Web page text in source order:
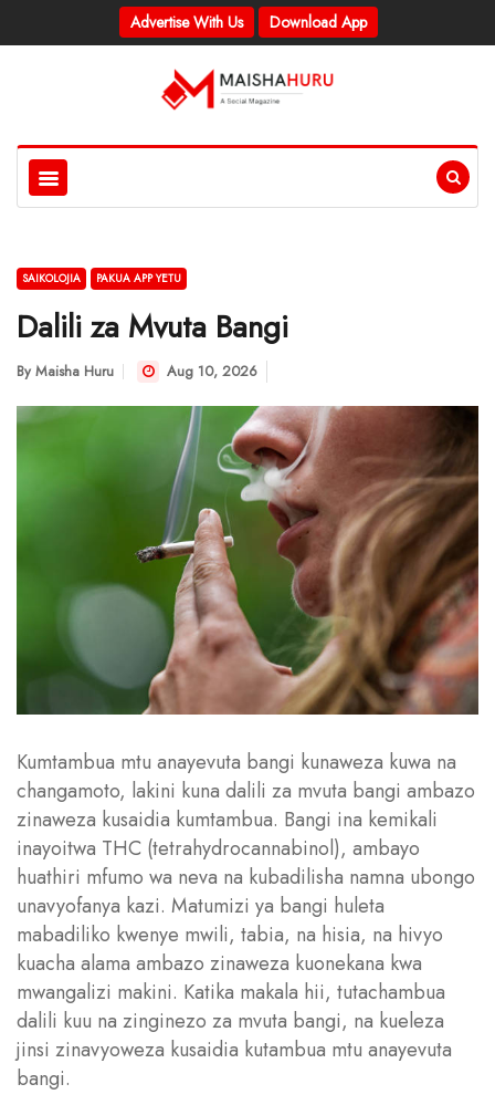
Advertise With Us Download App
SAIKOLOJIA PAKUA APP YETU
Dalili za Mvuta Bangi
By Maisha Huru Aug 10, 2026
Kumtambua mtu anayevuta bangi kunaweza kuwa na
changamoto, lakini kuna dalili za mvuta bangi ambazo
zinaweza kusaidia kumtambua. Bangi ina kemikali
inayoitwa THC (tetrahydrocannabinol), ambayo
huathiri mfumo wa neva na kubadilisha namna ubongo
unavyofanya kazi. Matumizi ya bangi huleta
mabadiliko kwenye mwili, tabia, na hisia, na hivyo
kuacha alama ambazo zinaweza kuonekana kwa
mwangalizi makini. Katika makala hii, tutachambua
dalili kuu na zinginezo za mvuta bangi, na kueleza
jinsi zinavyoweza kusaidia kutambua mtu anayevuta
bangi.